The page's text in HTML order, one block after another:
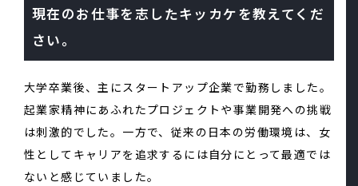
現在のお仕事を志したキッカケを教えてくだ
さい。
大学卒業後、主にスタートアップ企業で勤務しました。
起業家精神にあふれたプロジェクトや事業開発への挑戦
は刺激的でした。一方で、従来の日本の労働環境は、女
性としてキャリアを追求するには自分にとって最適では
ないと感じていました。